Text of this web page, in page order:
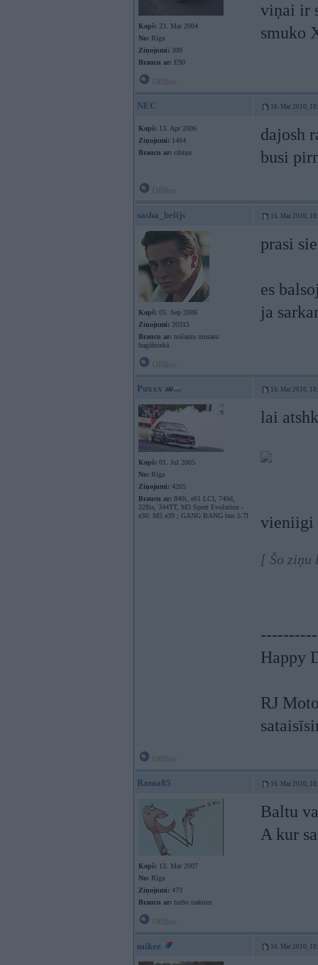
Kopš: 23. Mar 2004
No: Rīga
Ziņojumi: 300
Braucu ar: E90
viņai ir
smuko
NEC 16. Mar 2010,
Kopš: 13. Apr 2006
Ziņojumi: 1464
Braucu ar: cibiņu
dajosh
busi
sasha_belijs 16. Mar 2010,
Kopš: 05. Sep 2006
Ziņojumi: 20315
Braucu ar: nošautu musaru
bagāžniekā
prasi
es
ja
Puxxx 16. Mar 2010,
Kopš: 01. Jul 2005
No: Rīga
Ziņojumi: 4205
Braucu ar: 840i, e61 LCI, 740d,
328is, 344TT, M3 Sport Evolution -
e30: M5 e39 ; GANG BANG bus 5.7l
lai
vieniigi
[ Šo ziņu
Happy
RJ
Rama85 16. Mar 2010,
Kopš: 13. Mar 2007
No: Rīga
Ziņojumi: 473
Braucu ar: turbo traktors
Baltu
A kur
mikee 16. Mar 2010,